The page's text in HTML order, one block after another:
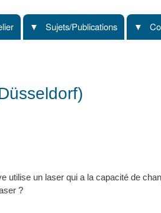
Sujets/Publications
un laser qui a la capacité de
?